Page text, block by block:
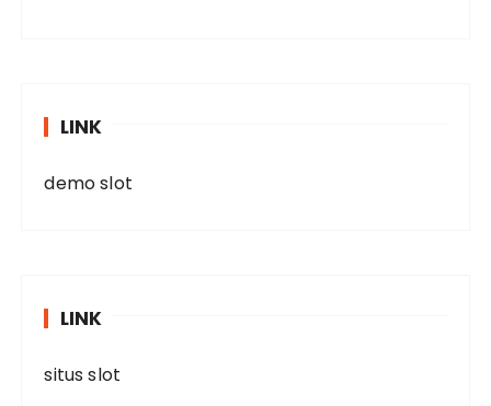
LINK
demo slot
LINK
situs slot